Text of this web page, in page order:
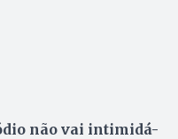
não vai intimidá-